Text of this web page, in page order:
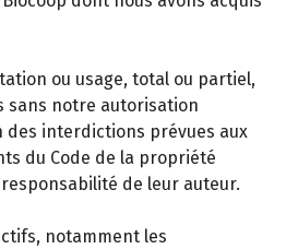
ou usage, total ou partiel,
sans notre autorisation
des interdictions prévues aux
du Code de la propriété
de leur auteur.
notamment les